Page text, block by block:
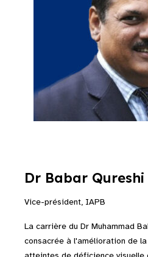
Dr Babar Qureshi
Vice-président, IAPB
La carrière du Dr Muhammad
consacrée à l'amélioration de